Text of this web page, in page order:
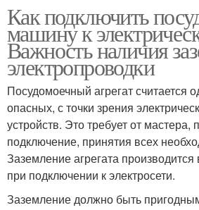
Как подключить
машину к
Важность наличия
электропроводки
Посудомоечный агрегат считается
опасных, с точки зрения
устройств. Это требует от мастера,
подключение, принятия всех
Заземление агрегата
при подключении к электросети.
Заземление должно быть